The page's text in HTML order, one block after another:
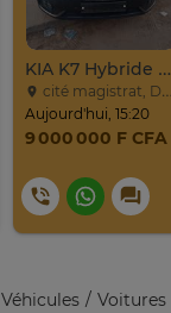
KIA K7 Hybride Full 2017
cité magistrat, Dakar
Aujourd'hui, 15:20
9 000 000 F CFA
Véhicules
Voitures